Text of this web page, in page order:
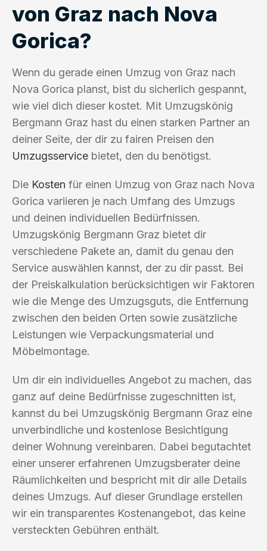
von Graz nach Nova
Gorica?
Wenn du gerade einen Umzug von Graz nach
Nova Gorica planst, bist du sicherlich gespannt,
wie viel dich dieser kostet. Mit Umzugskönig
Bergmann Graz hast du einen starken Partner an
deiner Seite, der dir zu fairen Preisen den
Umzugsservice bietet, den du benötigst.
Die Kosten für einen Umzug von Graz nach Nova
Gorica variieren je nach Umfang des Umzugs
und deinen individuellen Bedürfnissen.
Umzugskönig Bergmann Graz bietet dir
verschiedene Pakete an, damit du genau den
Service auswählen kannst, der zu dir passt. Bei
der Preiskalkulation berücksichtigen wir Faktoren
wie die Menge des Umzugsguts, die Entfernung
zwischen den beiden Orten sowie zusätzliche
Leistungen wie Verpackungsmaterial und
Möbelmontage.
Um dir ein individuelles Angebot zu machen, das
ganz auf deine Bedürfnisse zugeschnitten ist,
kannst du bei Umzugskönig Bergmann Graz eine
unverbindliche und kostenlose Besichtigung
deiner Wohnung vereinbaren. Dabei begutachtet
einer unserer erfahrenen Umzugsberater deine
Räumlichkeiten und bespricht mit dir alle Details
deines Umzugs. Auf dieser Grundlage erstellen
wir ein transparentes Kostenangebot, das keine
versteckten Gebühren enthält.